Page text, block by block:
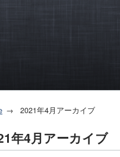
2021年4月アーカイブ
年4月アーカイブ